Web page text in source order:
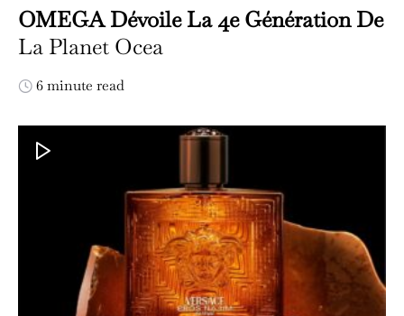
OMEGA Dévoile La 4e Génération De
La Planet Ocea
6 minute read